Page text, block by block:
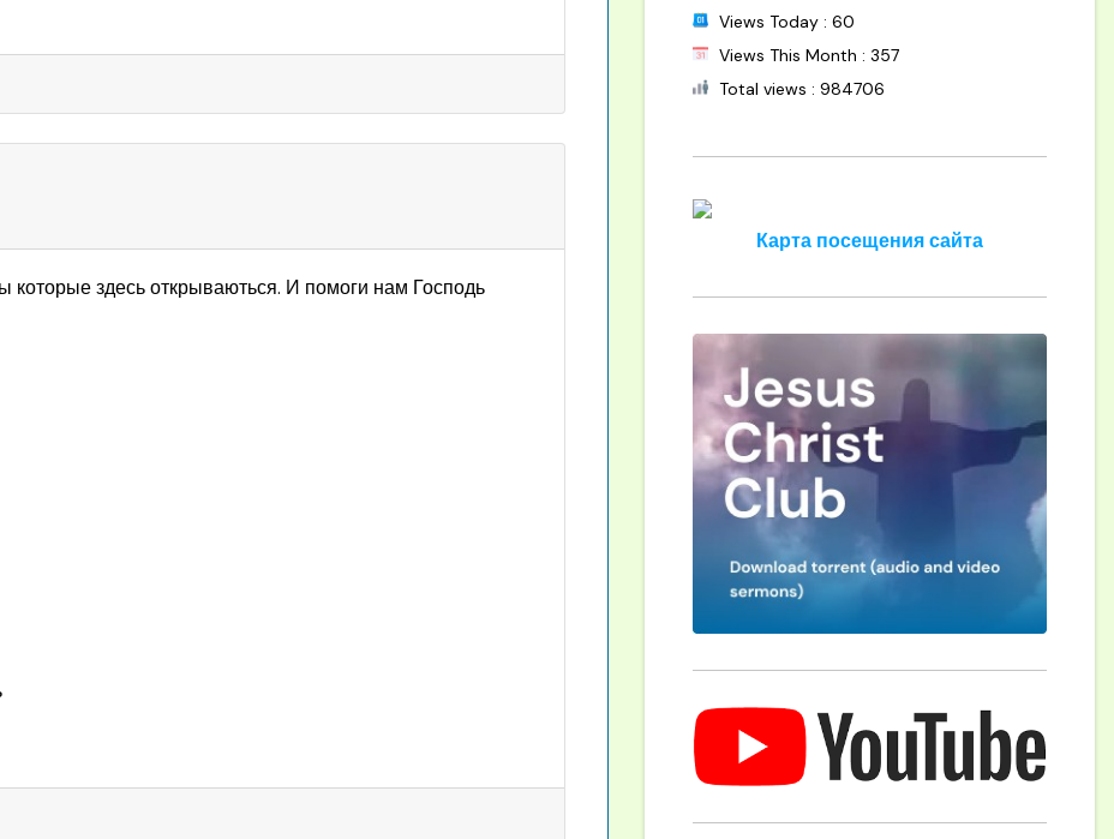
здесь открываються. И помоги нам Господь
Views Today : 60
Views This Month : 357
Total views : 984706
Карта посещения сайта